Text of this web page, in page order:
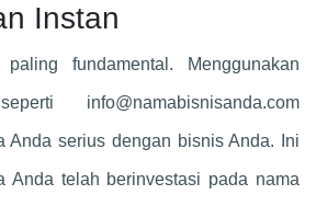
Instan
fundamental. Menggunakan
info@namabisnisanda.com
Anda serius dengan bisnis Anda. Ini
Anda telah berinvestasi pada nama